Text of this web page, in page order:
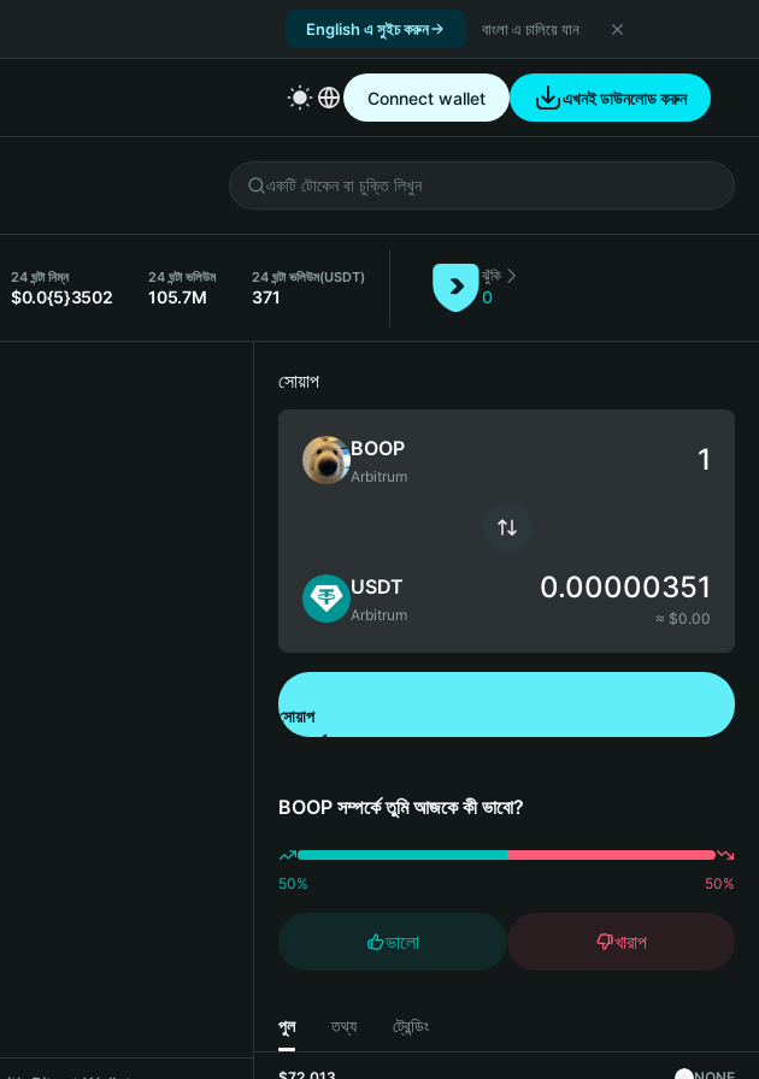
English এ সুইচ করুন বাংলা এ চালিয়ে যান
Connect wallet এখনই ডাউনলোড করুন
24 ঘন্টা নিম্ন
$0.0{5}3502
24 ঘন্টা ভলিউম
105.7M
24 ঘন্টা ভলিউম(USDT)
371
ঝুঁকি
0
সোয়াপ
BOOP
Arbitrum
USDT
Arbitrum
0.00000351
≈ $0.00
সোয়াপ
BOOP সম্পর্কে তুমি আজকে কী ভাবো?
50% 50%
ভালো খারাপ
পুল তথ্য ট্রেন্ডিং